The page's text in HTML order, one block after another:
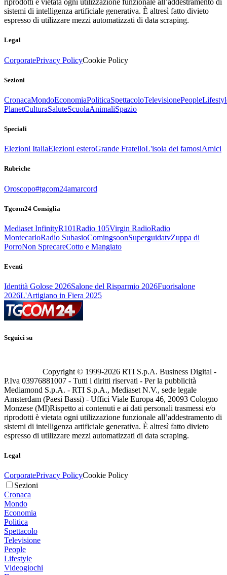
riprodotti è vietata ogni utilizzazione funzionale all’addestramento di
sistemi di intelligenza artificiale generativa. È altresì fatto divieto
espresso di utilizzare mezzi automatizzati di data scraping.
Legal
CorporatePrivacy PolicyCookie Policy
Sezioni
CronacaMondoEconomiaPoliticaSpettacoloTelevisionePeople
PlanetCulturaSaluteScuolaAnimaliSpazio
Speciali
Elezioni ItaliaElezioni esteroGrande FratelloL'isola dei famosiAmici
Rubriche
Oroscopo#tgcom24amarcord
Tgcom24 Consiglia
Mediaset InfinityR101Radio 105Virgin RadioRadio
MontecarloRadio SubasioComingsoonSuperguidatvZuppa di
PorroNon SprecareCotto e Mangiato
Eventi
Identità Golose 2026Salone del Risparmio 2026Fuorisalone
2026L'Artigiano in Fiera 2025
Seguici su
Copyright © 1999-2026 RTI S.p.A. Business Digital -
P.Iva 03976881007 - Tutti i diritti riservati - Per la pubblicità
Mediamond S.p.A. - RTI S.p.A., Mediaset N.V., sede legale
Amsterdam (Paesi Bassi) - Uffici Viale Europa 46, 20093 Cologno
Monzese (MI)Rispetto ai contenuti e ai dati personali trasmessi e/o
riprodotti è vietata ogni utilizzazione funzionale all’addestramento di
sistemi di intelligenza artificiale generativa. È altresì fatto divieto
espresso di utilizzare mezzi automatizzati di data scraping.
Legal
CorporatePrivacy PolicyCookie Policy
Sezioni
Cronaca
Mondo
Economia
Politica
Spettacolo
Televisione
People
Lifestyle
Videogiochi